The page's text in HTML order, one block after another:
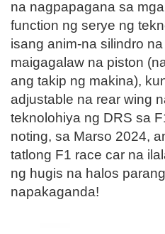
na nagpapagana sa
function ng serye ng
isang anim-na silindro
maigagalaw na piston
ang takip ng makina),
adjustable na rear wing
teknolohiya ng DRS sa
noting, sa Marso 2024,
tatlong F1 race car na
ng hugis na halos
napakaganda!